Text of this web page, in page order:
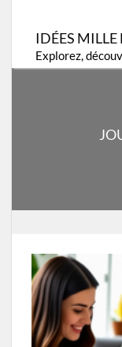
content
IDÉES MILLE
Explorez,